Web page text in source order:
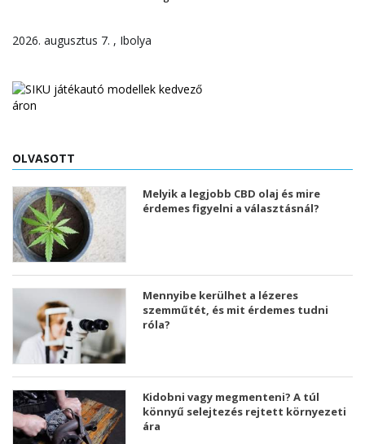
2026. augusztus 7. , Ibolya
OLVASOTT
Melyik a legjobb CBD olaj és mire
érdemes figyelni a választásnál?
Mennyibe kerülhet a lézeres
szemműtét, és mit érdemes tudni
róla?
Kidobni vagy megmenteni? A túl
könnyű selejtezés rejtett környezeti
ára